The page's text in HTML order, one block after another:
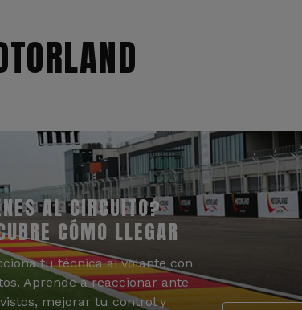
AL CIRCUITO?
CÓMO LLEGAR
tu técnica al volante con
Aprende a reaccionar ante
mejorar tu control y